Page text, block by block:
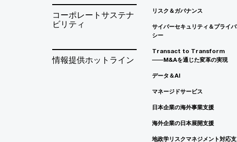
コーポレートサステナ
ビリティ
情報提供ホットライン
リスク＆ガバナンス
サイバーセキュリティ＆プライバ
シー
Transact to Transform
――M&Aを通じた変革の実現
データ＆AI
マネージドサービス
日本企業の海外事業支援
海外企業の日本展開支援
地政学リスクマネジメント対応支